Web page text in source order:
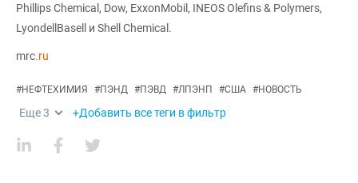
Phillips Chemical, Dow, ExxonMobil, INEOS Olefins & Polymers,
LyondellBasell и Shell Chemical.
mrc.ru
#НЕФТЕХИМИЯ #ПЭНД #ПЭВД #ЛПЭНП #США #НОВОСТЬ
Еще3 +Добавить все теги в фильтр